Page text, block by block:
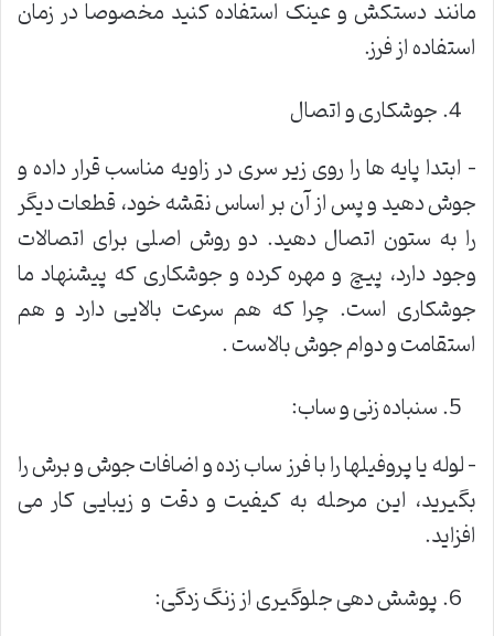
مانند دستکش و عینک استفاده کنید مخصوصا در زمان
استفاده از فرز.
جوشکاری و اتصال
– ابتدا پایه ها را روی زیر سری در زاویه مناسب قرار داده و
جوش دهید و پس از آن بر اساس نقشه خود، قطعات دیگر
را به ستون اتصال دهید. دو روش اصلی برای اتصالات
وجود دارد، پیچ و مهره کرده و جوشکاری که پیشنهاد ما
جوشکاری است. چرا که هم سرعت بالایی دارد و هم
استقامت و دوام جوش بالاست .
سنباده زنی و ساب:
– لوله‌ یا پروفیلها را با فرز ساب زده و اضافات جوش و برش را
بگیرید، این مرحله به کیفیت و دقت و زیبایی کار می
افزاید.
پوشش دهی جلوگیری از زنگ زدگی: